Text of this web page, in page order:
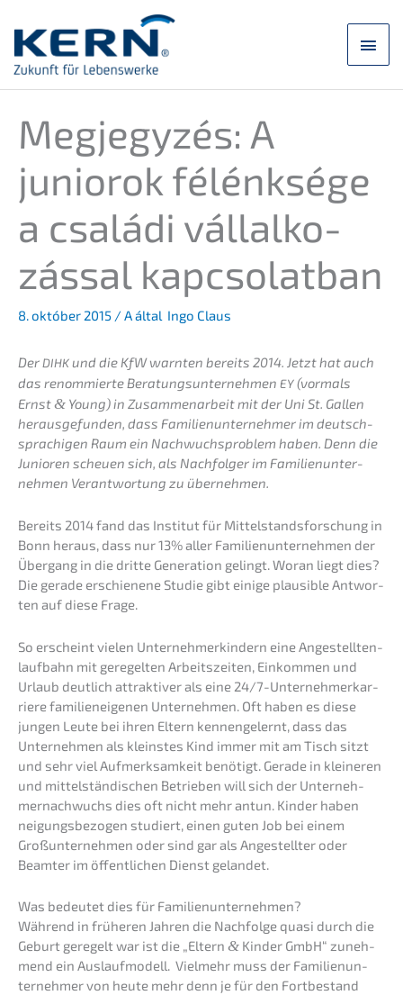
tartalomra
Megjegy­zés: A
junior­ok félénk­sé­ge
a csalá­di vállal­ko­
zás­sal kapcsolatban
8. október 2015 / A által Ingo Claus
Der DIHKund die KfW warnten bereits 2014. Jetzt hat auch
das renom­mier­te Beratungs­un­ter­neh­men EY(vormals
Ernst& Young) in Zusam­men­ar­beit mit der Uni St. Gallen
heraus­ge­fun­den, dass Famili­en­un­ter­neh­mer im deutsch­
spra­chi­gen Raum ein Nachwuchs­pro­blem haben. Denn die
Junio­ren scheu­en sich, als Nachfol­ger im Famili­en­un­ter­
neh­men Verant­wor­tung zu übernehmen.
Bereits 2014 fand das Insti­tut für Mittel­stands­for­schung in
Bonn heraus, dass nur 13% aller Famili­en­un­ter­neh­men der
Übergang in die dritte Genera­ti­on gelingt. Woran liegt dies?
Die gerade erschie­ne­ne Studie gibt einige plausi­ble Antwor­
ten auf diese Frage.
So erscheint vielen Unter­neh­mer­kin­dern eine Angestell­ten­
lauf­bahn mit geregel­ten Arbeits­zei­ten, Einkom­men und
Urlaub deutlich attrak­ti­ver als eine 24/7-Unter­neh­mer­kar­
rie­re famili­en­ei­ge­nen Unter­neh­men. Oft haben es diese
jungen Leute bei ihren Eltern kennen­ge­lernt, dass das
Unter­neh­men als kleins­tes Kind immer mit am Tisch sitzt
und sehr viel Aufmerk­sam­keit benötigt. Gerade in kleine­ren
und mittel­stän­di­schen Betrie­ben will sich der Unter­neh­
mer­nach­wuchs dies oft nicht mehr antun. Kinder haben
neigungs­be­zo­gen studiert, einen guten Job bei einem
Großun­ter­neh­men oder sind gar als Angestell­ter oder
Beamter im öffent­li­chen Dienst gelandet.
Was bedeu­tet dies für Familienunternehmen?
Während in frühe­ren Jahren die Nachfol­ge quasi durch die
Geburt geregelt war ist die „Eltern & Kinder GmbH“ zuneh­
mend ein Auslauf­mo­dell. Vielmehr muss der Famili­en­un­
ter­neh­mer von heute mehr denn je für den Fortbe­stand